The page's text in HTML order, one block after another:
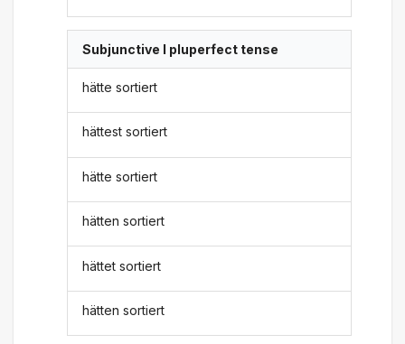
Subjunctive I pluperfect tense
hätte sortiert
hättest sortiert
hätte sortiert
hätten sortiert
hättet sortiert
hätten sortiert